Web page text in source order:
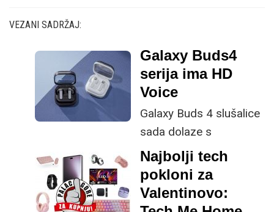
VEZANI SADRŽAJ:
Galaxy Buds4
serija ima HD
Voice
Galaxy Buds 4 slušalice
sada dolaze s
unaprijeđenom
kvalitetom poziva i
boljim uklanjanjem
pozadinske buke.
Najbolji tech
pokloni za
Valentinovo: